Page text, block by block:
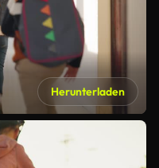
Herunterladen